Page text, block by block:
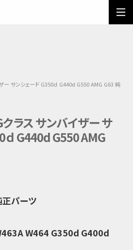
ー サンシェード G350ｄ G440d G550 AMG G63 純
ラス サンバイザー サ
ｄ G440d G550 AMG
正パーツ
W464 G350d G400d